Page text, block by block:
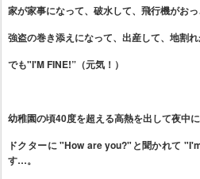
家が家事になって、破水して、飛行機がおっ
強盗の巻き添えになって、出産して、地割
でも"I'M FINE!”（元気！）
幼稚園の頃40度を超える高熱を出して夜中
ドクターに "How are you?"と聞かれて
す…。